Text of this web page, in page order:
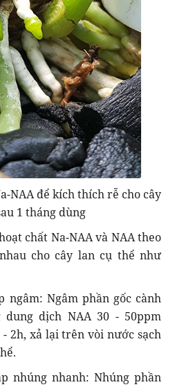
NAA để kích thích rễ cho cây
1 tháng dùng
chất Na-NAA và NAA theo
cho cây lan cụ thể như
Ngâm phần gốc cành
dịch NAA 30 - 50ppm
2h, xả lại trên vòi nước sạch
nhúng nhanh: Nhúng phần